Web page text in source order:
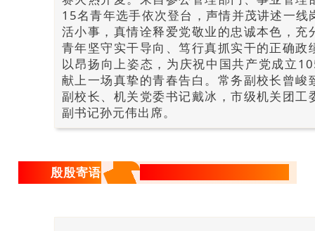
15名青年选手依次登台，声情并茂讲述一线
活小事，真情诠释爱党敬业的忠诚本色，充
青年坚守实干导向、笃行真抓实干的正确政
以昂扬向上姿态，为庆祝中国共产党成立
献上一场真挚的青春告白。常务副校长曾峻
副校长、机关党委书记戴冰，市级机关团工
副书记孙元伟出席。
殷殷寄语